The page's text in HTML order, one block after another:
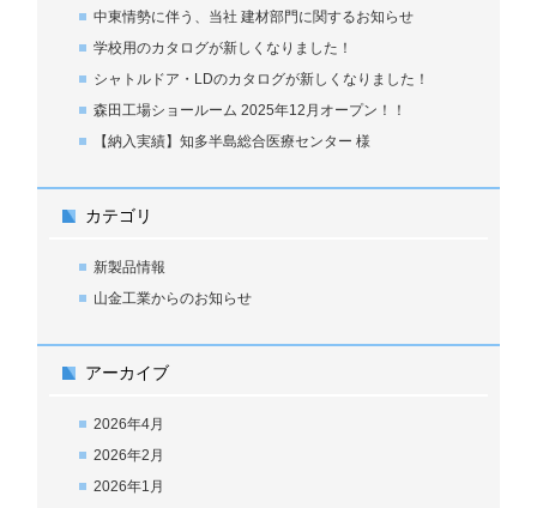
中東情勢に伴う、当社 建材部門に関するお知らせ
学校用のカタログが新しくなりました！
シャトルドア・LDのカタログが新しくなりました！
森田工場ショールーム 2025年12月オープン！！
【納入実績】知多半島総合医療センター 様
カテゴリ
新製品情報
山金工業からのお知らせ
アーカイブ
2026年4月
2026年2月
2026年1月